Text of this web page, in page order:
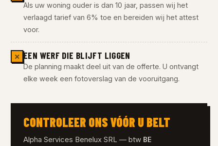
Als uw woning ouder is dan 10 jaar, passen wij het
verlaagd tarief van 6% toe en bereiden wij het attest
voor.
✕ EEN WERF DIE BLIJFT LIGGEN
De planning maakt deel uit van de offerte. U ontvangt
elke week een fotoverslag van de vooruitgang.
CONTROLEER ONS VÓÓR U BELT
Alpha Services Benelux SRL — btw BE